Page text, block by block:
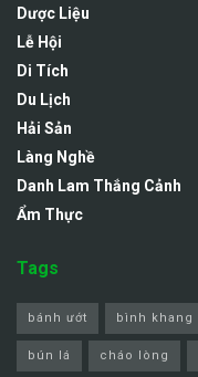
Dược Liệu
Lễ Hội
Di Tích
Du Lịch
Hải Sản
Làng Nghề
Danh Lam Thắng Cảnh
Ẩm Thực
Tags
bánh ướt bình khang
bún lá cháo lòng